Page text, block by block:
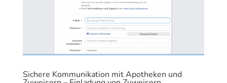
Sichere Kommunikation mit Apotheken und